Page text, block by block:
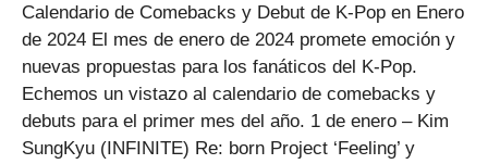
Calendario de Comebacks y Debut de K-Pop en Enero
de 2024 El mes de enero de 2024 promete emoción y
nuevas propuestas para los fanáticos del K-Pop.
Echemos un vistazo al calendario de comebacks y
debuts para el primer mes del año. 1 de enero – Kim
SungKyu (INFINITE) Re: born Project ‘Feeling’ y